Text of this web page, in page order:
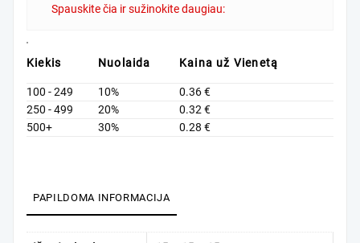
Spauskite čia ir sužinokite daugiau:
Kiekis Nuolaida Kaina už Vienetą
100 - 249 10% 0.36€
250 - 499
20% 0.32€
500+
30% 0.28 €
PAPILDOMA INFORMACIJA